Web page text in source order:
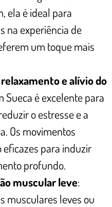
ela é ideal para
na experiência de
um toque mais
e alívio do
Sueca é excelente para
o estresse e a
Os movimentos
eficazes para induzir
profundo.
muscular leve:
musculares leves ou